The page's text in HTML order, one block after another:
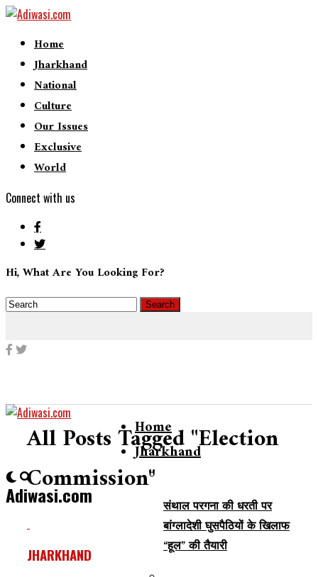
Home
Jharkhand
National
Culture
Our Issues
Exclusive
World
Connect with us
Hi, What Are You Looking For?
Adiwasi.com
Home
Jharkhand
संथाल परगना की धरती पर
बांग्लादेशी घुसपैठियों के खिलाफ
“हूल” की तैयारी
All Posts Tagged "Election
Commission"
JHARKHAND